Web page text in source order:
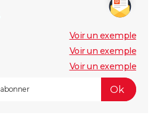
Voir un exemple
Voir un exemple
Voir un exemple